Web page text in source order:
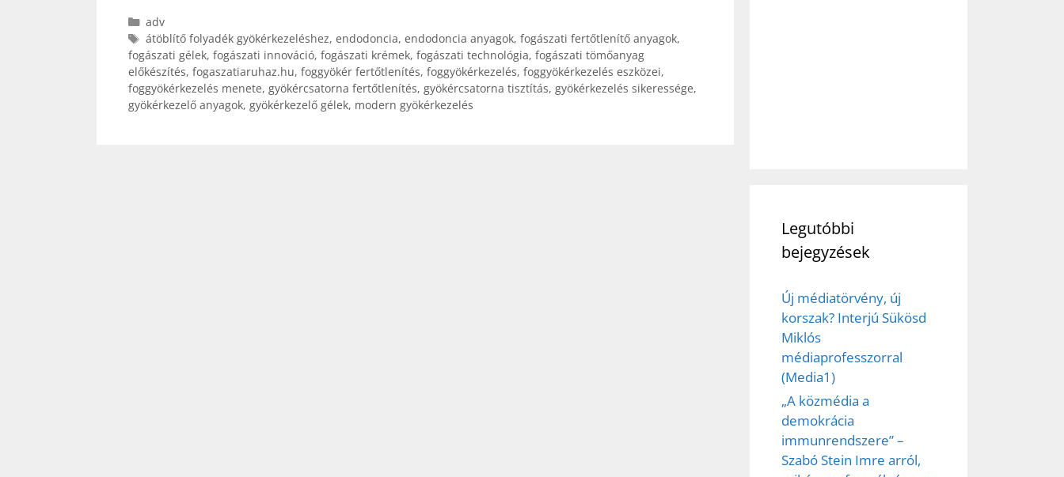
Kategória
adv
Címkék
átöblítő folyadék gyökérkezeléshez, endodoncia, endodoncia anyagok, fogászati fertőtlenítő anyagok,
fogászati gélek, fogászati innováció, fogászati krémek, fogászati technológia, fogászati tömőanyag
előkészítés, fogaszatiaruhaz.hu, foggyökér fertőtlenítés, foggyökérkezelés, foggyökérkezelés eszközei,
foggyökérkezelés menete, gyökércsatorna fertőtlenítés, gyökércsatorna tisztítás, gyökérkezelés sikeressége,
gyökérkezelő anyagok, gyökérkezelő gélek, modern gyökérkezelés
Legutóbbi
bejegyzések
Új médiatörvény, új
korszak? Interjú Sükösd
Miklós
médiaprofesszorral
(Media1)
„A közmédia a
demokrácia
immunrendszere” –
Szabó Stein Imre arról,